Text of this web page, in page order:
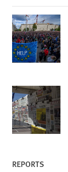
REPORTS